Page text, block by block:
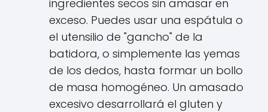
ingredientes secos sin amasar en
exceso. Puedes usar una espátula o
el utensilio de "gancho" de la
batidora, o simplemente las yemas
de los dedos, hasta formar un bollo
de masa homogéneo. Un amasado
excesivo desarrollará el gluten y